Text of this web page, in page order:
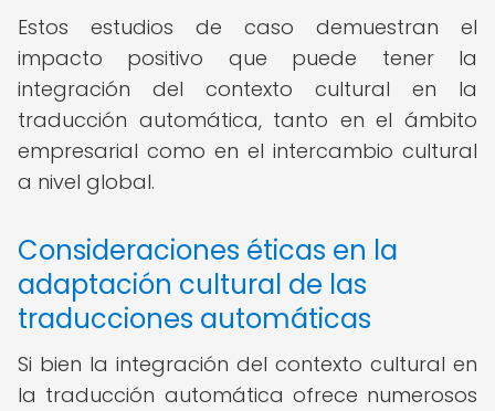
Estos estudios de caso demuestran el
impacto positivo que puede tener la
integración del contexto cultural en la
traducción automática, tanto en el ámbito
empresarial como en el intercambio cultural
a nivel global.
Consideraciones éticas en la
adaptación cultural de las
traducciones automáticas
Si bien la integración del contexto cultural en
la traducción automática ofrece numerosos